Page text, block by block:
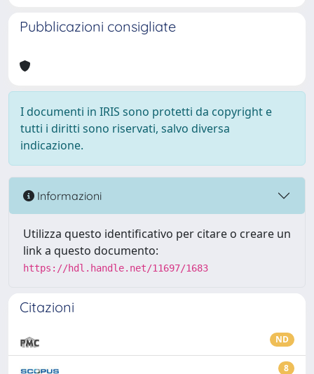
Pubblicazioni consigliate
I documenti in IRIS sono protetti da copyright e
tutti i diritti sono riservati, salvo diversa
indicazione.
Informazioni
Utilizza questo identificativo per citare o creare un
link a questo documento:
https://hdl.handle.net/11697/1683
Citazioni
ND
8